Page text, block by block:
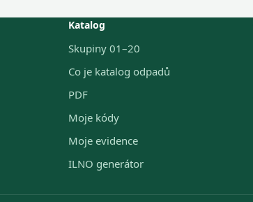
Katalog
Skupiny 01–20
Co je katalog odpadů
PDF
Moje kódy
Moje evidence
ILNO generátor